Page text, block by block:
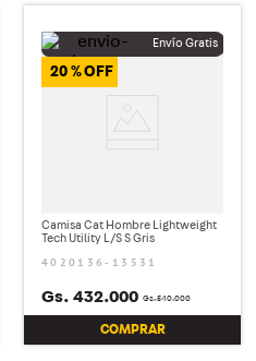
20 %
Camisa Cat Hombre Lightweight
Tech Utility L/S S Gris
4020136-13531
Gs.540.000
Gs. 432.000
COMPRAR